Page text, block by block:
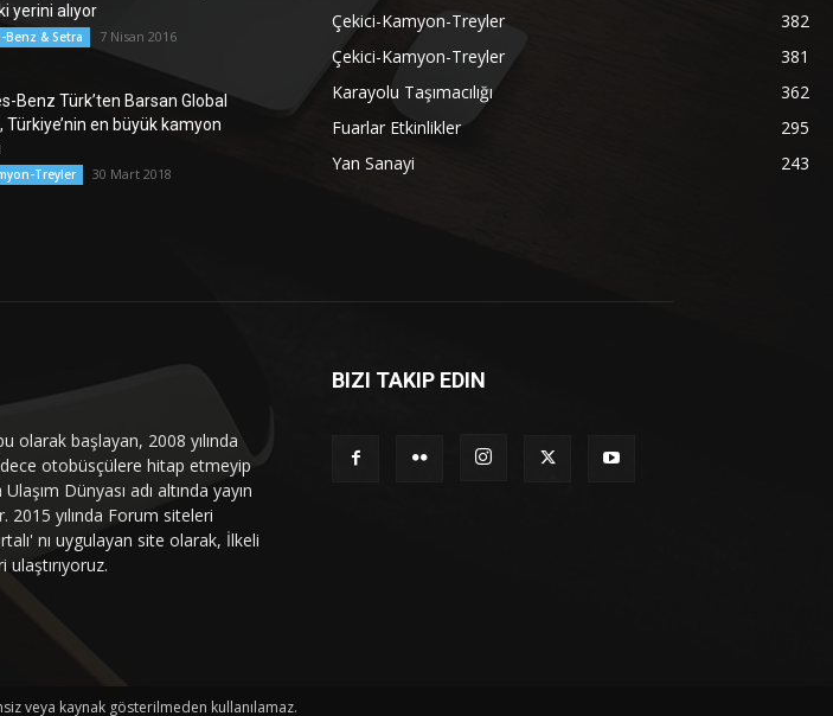
yerini alıyor
Benz & Setra 7 Nisan 2016
Benz Türk’ten Barsan Global
Türkiye’nin en büyük kamyon
Treyler 30 Mart 2018
Çekici-Kamyon-Treyler
382
Çekici-Kamyon-Treyler
381
Karayolu Taşımacılığı
362
Fuarlar Etkinlikler
295
Yan Sanayi
243
olarak başlayan, 2008 yılında
otobüsçülere hitap etmeyip
Dünyası adı altında yayın
yılında Forum siteleri
nı uygulayan site olarak, İlkeli
ulaştırıyoruz.
BIZI TAKIP EDIN
veya kaynak gösterilmeden kullanılamaz.